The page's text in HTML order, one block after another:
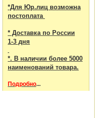
*Для Юр.лиц возможна
постоплата
* Доставка по России
1-3 дня
*. В наличии более 5000
наименований товара.
Подробно...